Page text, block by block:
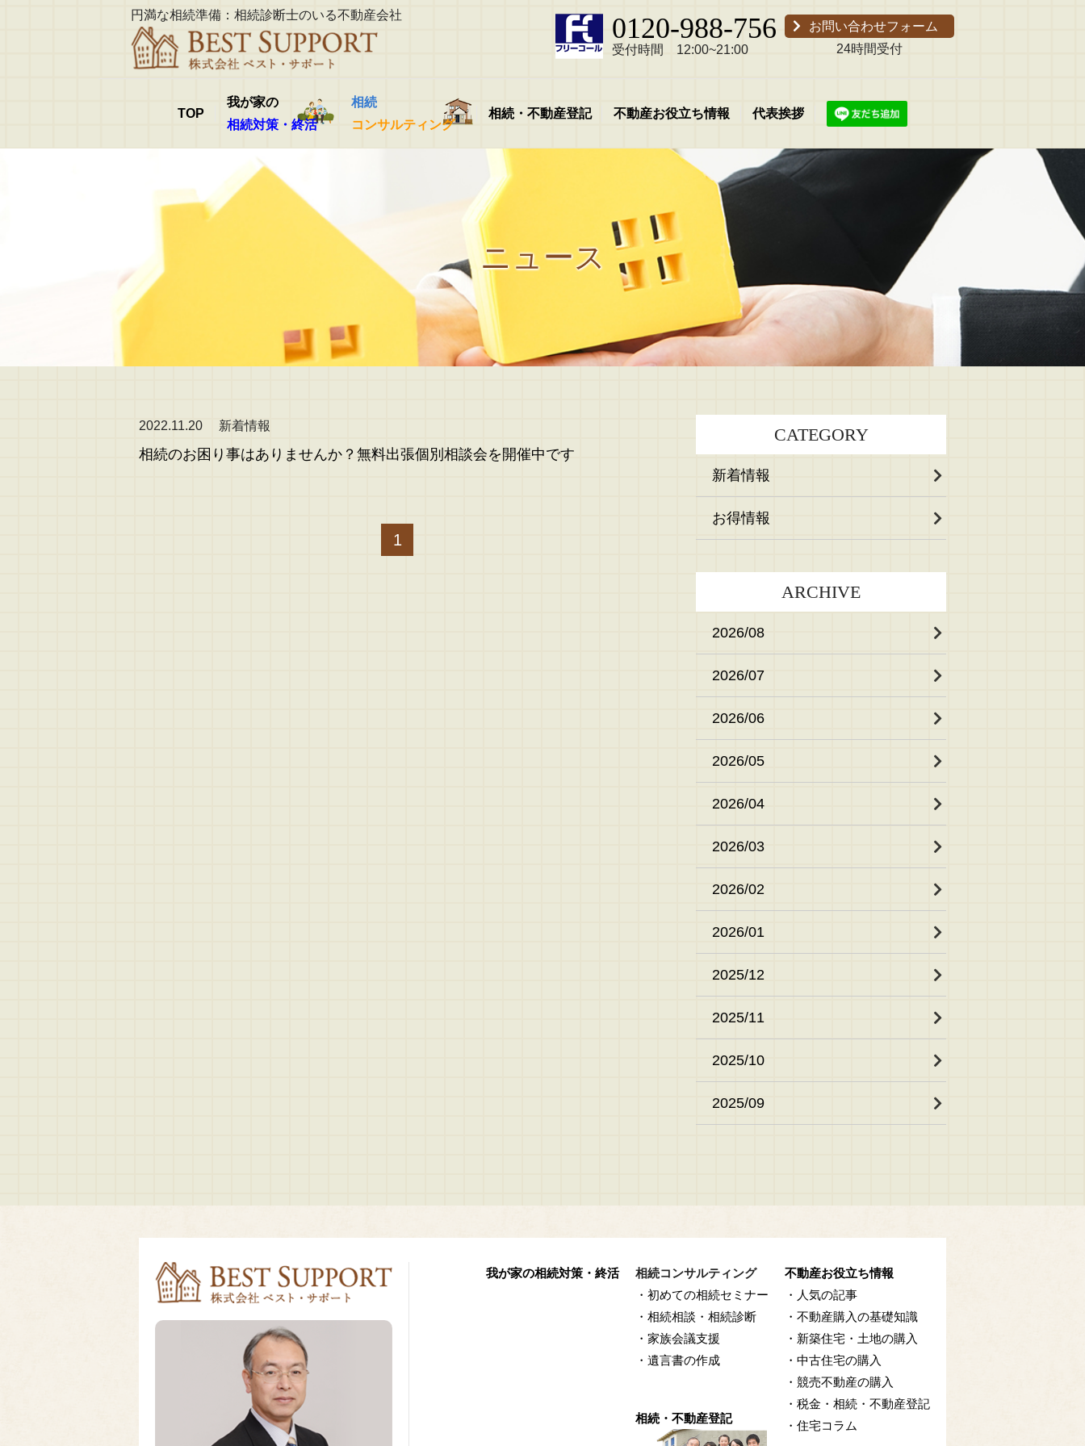
円満な相続準備：相続診断士のいる不動産会社 0120-988-756
受付時間 12:00~21:00
お問い合わせフォーム
24時間受付
TOP
我が家の
相続対策・終活
相続
コンサルティング
相続・不動産登記 不動産お役立ち情報 代表挨拶
ニュース
2022.11.20 新着情報
相続のお困り事はありませんか？無料出張個別相談会を開催中です
1
CATEGORY
新着情報
お得情報
ARCHIVE
2026/08
2026/07
2026/06
2026/05
2026/04
2026/03
2026/02
2026/01
2025/12
2025/11
2025/10
2025/09
我が家の相続対策・終活
相続コンサルティング
・初めての相続セミナー
・相続相談・相続診断
・家族会議支援
・遺言書の作成
相続・不動産登記
不動産お役立ち情報
・人気の記事
・不動産購入の基礎知識
・新築住宅・土地の購入
・中古住宅の購入
・競売不動産の購入
・税金・相続・不動産登記
・住宅コラム